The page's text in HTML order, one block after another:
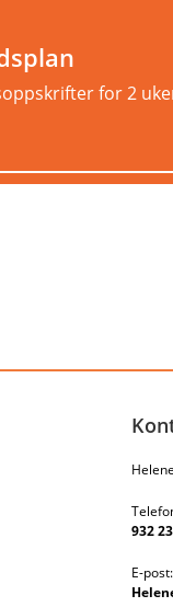
for 2
932
E-post: